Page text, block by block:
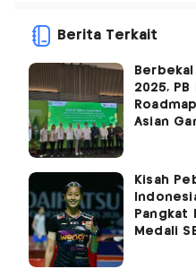
Berita Terkait
2025,
Asian
Kisah
Pangkat
Medali